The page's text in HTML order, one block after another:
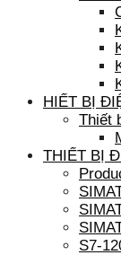
HIẾT BỊ
Thiết
THIẾT BỊ
S7-